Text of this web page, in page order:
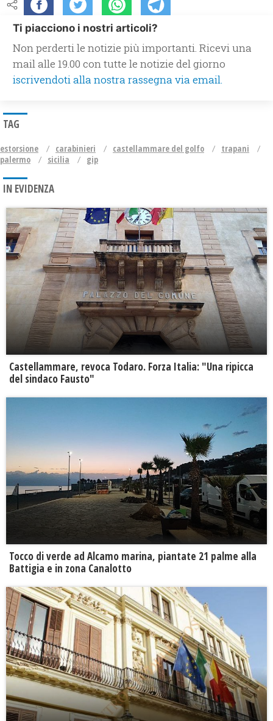
Ti piacciono i nostri articoli?
Non perderti le notizie più importanti. Ricevi una
mail alle 19.00 con tutte le notizie del giorno
iscrivendoti alla nostra rassegna via email.
TAG
estorsione carabinieri castellammare del golfo
trapani
palermo
sicilia gip
IN EVIDENZA
Castellammare, revoca Todaro. Forza Italia: "Una ripicca
del sindaco Fausto"
Tocco di verde ad Alcamo marina, piantate 21 palme alla
Battigia e in zona Canalotto